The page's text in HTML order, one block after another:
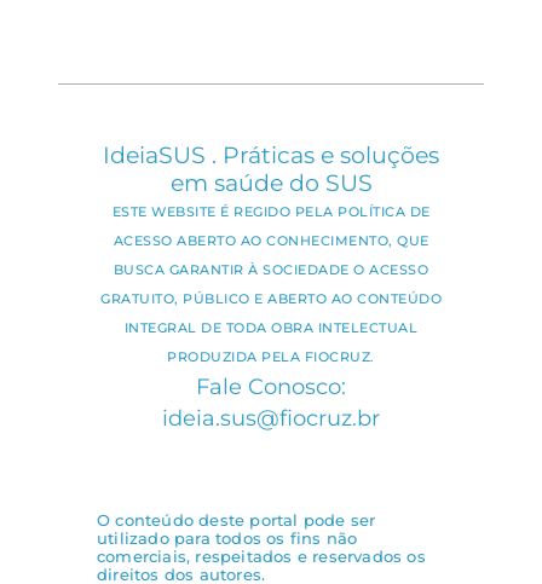
IdeiaSUS . Práticas e soluções
em saúde do SUS
ESTE WEBSITE É REGIDO PELA POLÍTICA DE
ACESSO ABERTO AO CONHECIMENTO, QUE
BUSCA GARANTIR À SOCIEDADE O ACESSO
GRATUITO, PÚBLICO E ABERTO AO CONTEÚDO
INTEGRAL DE TODA OBRA INTELECTUAL
PRODUZIDA PELA FIOCRUZ.
Fale Conosco:
ideia.sus@fiocruz.br
O conteúdo deste portal pode ser
utilizado para todos os fins não
comerciais, respeitados e reservados os
direitos dos autores.